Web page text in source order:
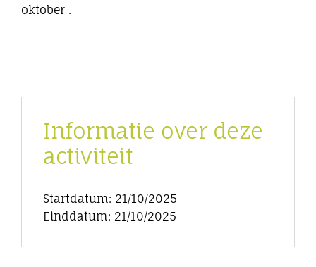
oktober .
Informatie over deze
activiteit
Startdatum: 21/10/2025
Einddatum: 21/10/2025